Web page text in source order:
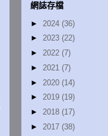
網誌存檔
► 2024 (36)
► 2023 (22)
► 2022 (7)
► 2021 (7)
► 2020 (14)
► 2019 (19)
► 2018 (17)
► 2017 (38)